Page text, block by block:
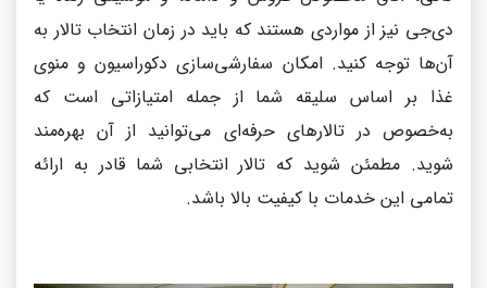
دی‌جی نیز از مواردی هستند که باید در زمان انتخاب تالار به
آن‌ها توجه کنید. امکان سفارشی‌سازی دکوراسیون و منوی
غذا بر اساس سلیقه شما از جمله امتیازاتی است که
به‌خصوص در تالارهای حرفه‌ای می‌توانید از آن بهره‌مند
شوید. مطمئن شوید که تالار انتخابی شما قادر به ارائه
تمامی این خدمات با کیفیت بالا باشد.